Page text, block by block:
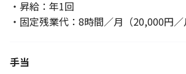
・昇給：年1回
・固定残業代：8時間／月（20,000円
手当